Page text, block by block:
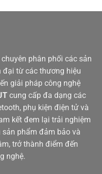
phân phối các sản
đại từ các thương hiệu
giải pháp công nghệ
cung cấp đa dạng các
phụ kiện điện tử và
kết đem lại trải nghiệm
phẩm đảm bảo và
trở thành điểm đến
nghệ.